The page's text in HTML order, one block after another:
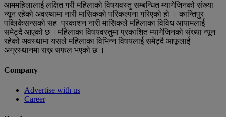
आममहिलालाई लक्षित गरी महिलाको विषयवस्तु सम्बन्धित म्यागेजिनको संख्या
न्यून रहेको अवस्थामा नारी मासिकको परिकल्पना गरिएको हो । कान्तिपुर
पब्लिकेसन्सको सह–प्रकाशन नारी मासिकले महिलाका विविध आयामलार्ई
समेट्दै आएको छ ।महिलाका विषयवस्तुमा प्रकाशित म्यागेजिनको संख्या न्यून
रहेको अवस्थामा यसले महिलाका विभिन्न विषयलार्ई समेट्दै आफूलार्ई
अग्रस्थानमा राख्न सफल भएको छ ।
Company
Advertise with us
Career